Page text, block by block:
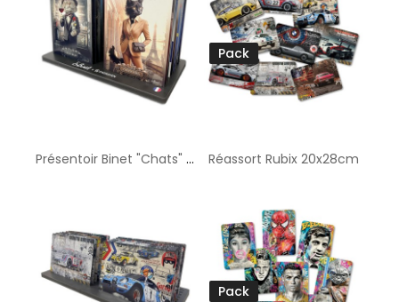
Présentoir Binet "Chats" - 20x28 cm
Pack
Réassort Rubix 20x28cm
Pack